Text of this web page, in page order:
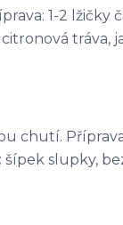
1-2 lžičky
tráva,
chutí.
slupky,